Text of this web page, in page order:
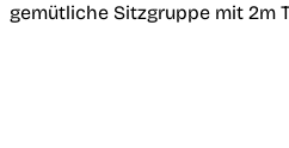
gemütliche Sitzgruppe mit 2m